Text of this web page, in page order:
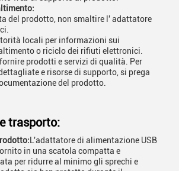
del prodotto, non smaltire l' adattatore
locali per informazioni sui
o riciclo dei rifiuti elettronici.
prodotti e servizi di qualità. Per
e risorse di supporto, si prega
del prodotto.
trasporto:
L'adattatore di alimentazione USB
in una scatola compatta e
per ridurre al minimo gli sprechi e